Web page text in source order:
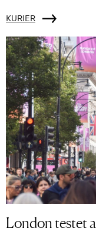
KURIER
London testet